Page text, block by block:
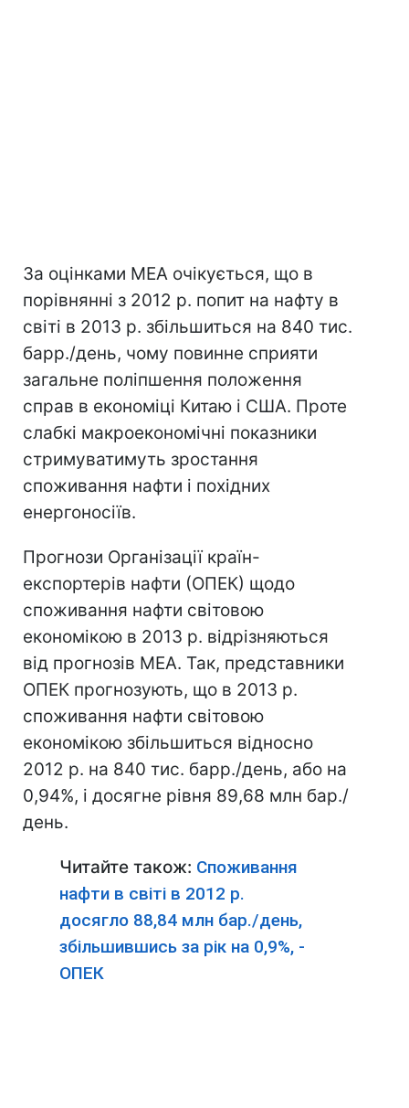
За оцінками МЕА очікується, що в
порівнянні з 2012 р. попит на нафту в
світі в 2013 р. збільшиться на 840 тис.
барр./день, чому повинне сприяти
загальне поліпшення положення
справ в економіці Китаю і США. Проте
слабкі макроекономічні показники
стримуватимуть зростання
споживання нафти і похідних
енергоносіїв.
Прогнози Організації країн-
експортерів нафти (ОПЕК) щодо
споживання нафти світовою
економікою в 2013 р. відрізняються
від прогнозів МЕА. Так, представники
ОПЕК прогнозують, що в 2013 р.
споживання нафти світовою
економікою збільшиться відносно
2012 р. на 840 тис. барр./день, або на
0,94%, і досягне рівня 89,68 млн бар./
день.
Читайте також: Споживання
нафти в світі в 2012 р.
досягло 88,84 млн бар./день,
збільшившись за рік на 0,9%, -
ОПЕК